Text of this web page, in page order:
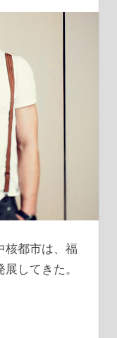
核都市は、福
してきた。